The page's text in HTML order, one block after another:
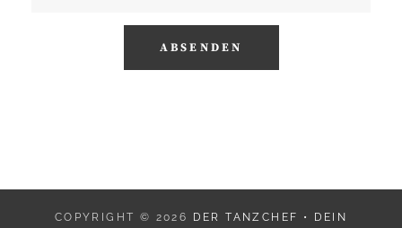
COPYRIGHT © 2026
DER TANZCHEF • DEIN